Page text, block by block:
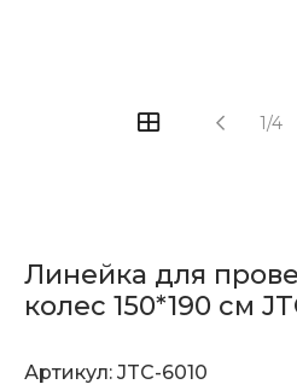
1/4
Линейка для
колес 150*190 см
Артикул: JTC-6010